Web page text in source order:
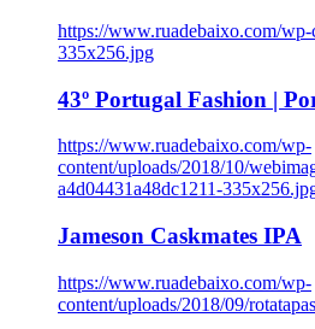
https://www.ruadebaixo.com/
335x256.jpg
43º Portugal Fashion |
https://www.ruadebaixo.com/wp-
content/uploads/2018/10/
a4d04431a48dc1211-
Jameson Caskmates IPA
https://www.ruadebaixo.com/wp-
content/uploads/2018/09/